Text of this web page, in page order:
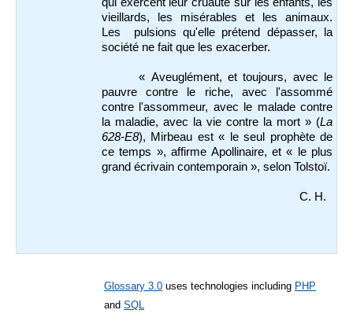
vieillards, les misérables et les animaux.
Les pulsions qu'elle prétend dépasser, la
société ne fait que les exacerber.
« Aveuglément, et toujours, avec le
pauvre contre le riche, avec l'assommé
contre l'assommeur, avec le malade contre
la maladie, avec la vie contre la mort » (La
628-E8), Mirbeau est « le seul prophète de
ce temps », affirme Apollinaire, et « le plus
grand écrivain contemporain », selon Tolstoï.
C. H.
Glossary 3.0 uses technologies including PHP
and SQL